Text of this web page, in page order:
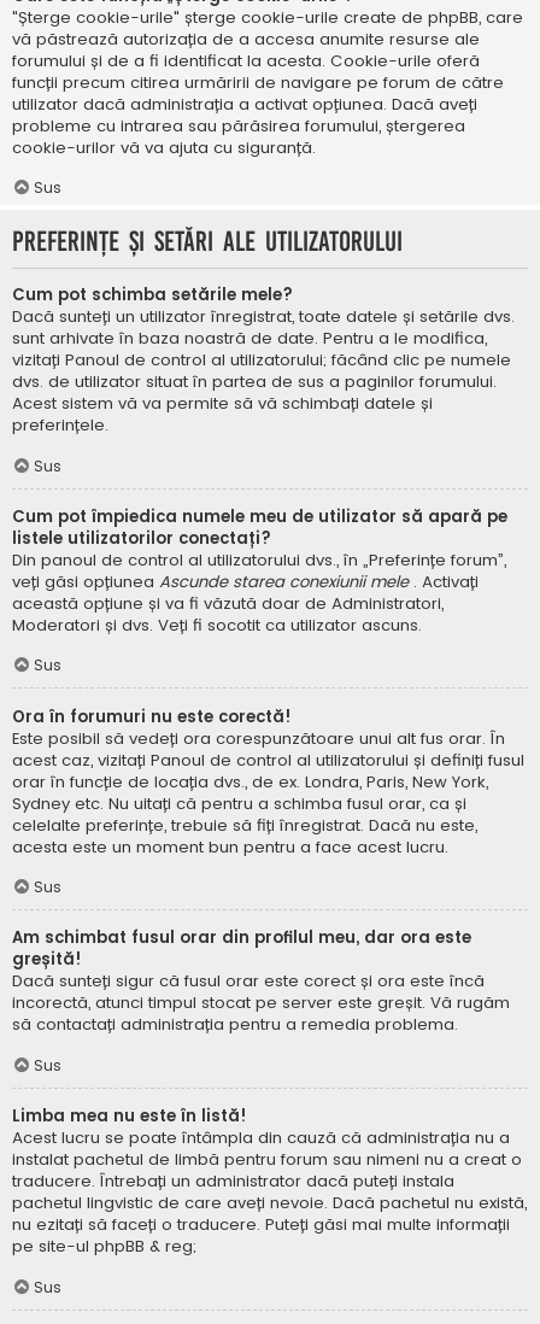
"Șterge cookie-urile" șterge cookie-urile create de phpBB, care
vă păstrează autorizația de a accesa anumite resurse ale
forumului și de a fi identificat la acesta. Cookie-urile oferă
funcții precum citirea urmăririi de navigare pe forum de către
utilizator dacă administrația a activat opțiunea. Dacă aveți
probleme cu intrarea sau părăsirea forumului, ștergerea
cookie-urilor vă va ajuta cu siguranță.
Sus
Preferințe și setări ale utilizatorului
Cum pot schimba setările mele?
Dacă sunteți un utilizator înregistrat, toate datele și setările dvs.
sunt arhivate în baza noastră de date. Pentru a le modifica,
vizitați Panoul de control al utilizatorului; făcând clic pe numele
dvs. de utilizator situat în partea de sus a paginilor forumului.
Acest sistem vă va permite să vă schimbați datele și
preferințele.
Sus
Cum pot împiedica numele meu de utilizator să apară pe
listele utilizatorilor conectați?
Din panoul de control al utilizatorului dvs., în „Preferințe forum”,
veți găsi opțiunea Ascunde starea conexiunii mele . Activați
această opțiune și va fi văzută doar de Administratori,
Moderatori și dvs. Veți fi socotit ca utilizator ascuns.
Sus
Ora în forumuri nu este corectă!
Este posibil să vedeți ora corespunzătoare unui alt fus orar. În
acest caz, vizitați Panoul de control al utilizatorului și definiți fusul
orar în funcție de locația dvs., de ex. Londra, Paris, New York,
Sydney etc. Nu uitați că pentru a schimba fusul orar, ca și
celelalte preferințe, trebuie să fiți înregistrat. Dacă nu este,
acesta este un moment bun pentru a face acest lucru.
Sus
Am schimbat fusul orar din profilul meu, dar ora este
greșită!
Dacă sunteți sigur că fusul orar este corect și ora este încă
incorectă, atunci timpul stocat pe server este greșit. Vă rugăm
să contactați administrația pentru a remedia problema.
Sus
Limba mea nu este în listă!
Acest lucru se poate întâmpla din cauză că administrația nu a
instalat pachetul de limbă pentru forum sau nimeni nu a creat o
traducere. Întrebați un administrator dacă puteți instala
pachetul lingvistic de care aveți nevoie. Dacă pachetul nu există,
nu ezitați să faceți o traducere. Puteți găsi mai multe informații
pe site-ul phpBB & reg;
Sus